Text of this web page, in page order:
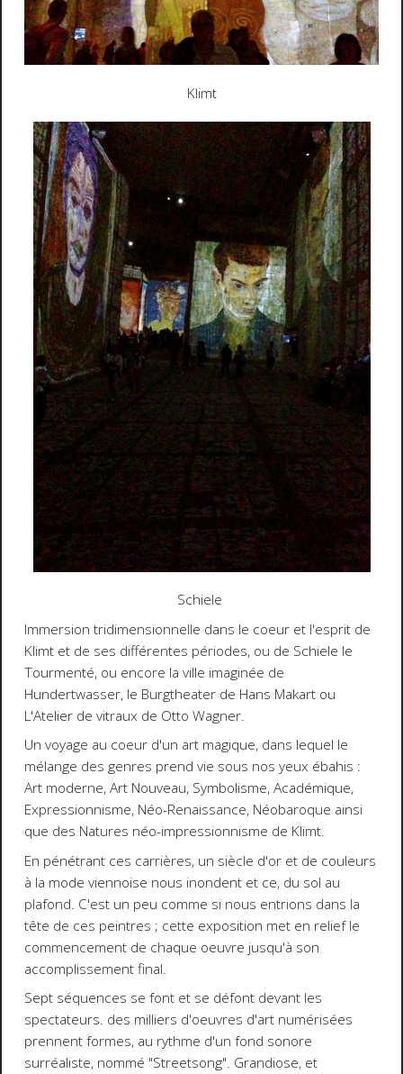
Klimt
Schiele
Immersion tridimensionnelle dans le coeur et l'esprit de
Klimt et de ses différentes périodes, ou de Schiele le
Tourmenté, ou encore la ville imaginée de
Hundertwasser, le Burgtheater de Hans Makart ou
L'Atelier de vitraux de Otto Wagner.
Un voyage au coeur d'un art magique, dans lequel le
mélange des genres prend vie sous nos yeux ébahis :
Art moderne, Art Nouveau, Symbolisme, Académique,
Expressionnisme, Néo-Renaissance, Néobaroque ainsi
que des Natures néo-impressionnisme de Klimt.
En pénétrant ces carrières, un siècle d'or et de couleurs
à la mode viennoise nous inondent et ce, du sol au
plafond. C'est un peu comme si nous entrions dans la
tête de ces peintres ; cette exposition met en relief le
commencement de chaque oeuvre jusqu'à son
accomplissement final.
Sept séquences se font et se défont devant les
spectateurs. des milliers d'oeuvres d'art numérisées
prennent formes, au rythme d'un fond sonore
surréaliste, nommé "Streetsong". Grandiose, et